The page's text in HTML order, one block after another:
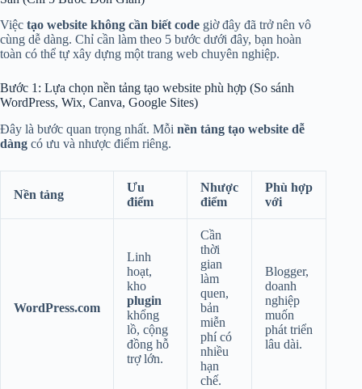
Việc tạo website không cần biết code giờ đây đã trở nên vô
cùng dễ dàng. Chỉ cần làm theo 5 bước dưới đây, bạn hoàn
toàn có thể tự xây dựng một trang web chuyên nghiệp.
Bước 1: Lựa chọn nền tảng tạo website phù hợp (So sánh
WordPress, Wix, Canva, Google Sites)
Đây là bước quan trọng nhất. Mỗi nền tảng tạo website dễ
dàng có ưu và nhược điểm riêng.
Nền tảng
Ưu
điểm
Nhược
điểm
Phù hợp
với
WordPress.com
Linh
hoạt,
kho
plugin
khổng
lồ, cộng
đồng hỗ
trợ lớn.
Cần
thời
gian
làm
quen,
bản
miễn
phí có
nhiều
hạn
chế.
Blogger,
doanh
nghiệp
muốn
phát triển
lâu dài.